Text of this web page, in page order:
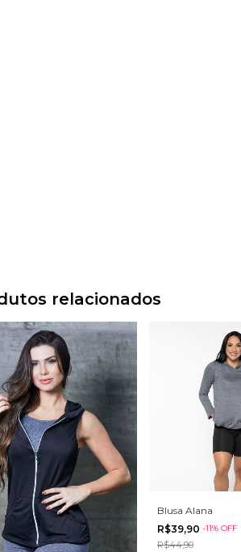
relacionados
Blusa Alana
R$39,90 -11% OFF
R$44,90